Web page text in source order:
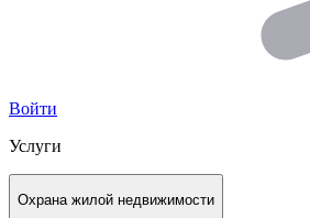
Войти
Услуги
Охрана жилой недвижимости